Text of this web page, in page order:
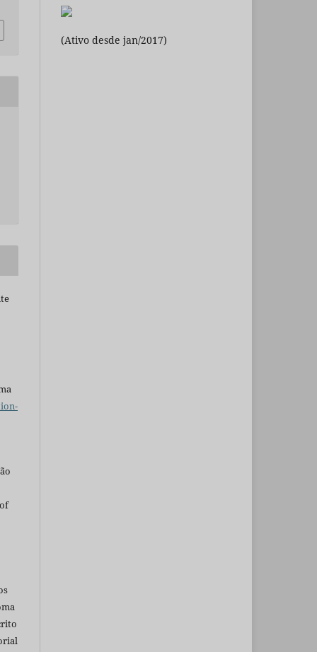
(Ativo desde jan/2017)